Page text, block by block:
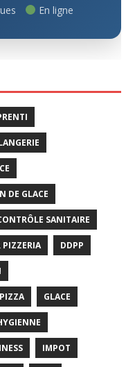
En ligne
DE GLACE
SANITAIRE
PIZZERIA DDPP
GLACE
IMPOT